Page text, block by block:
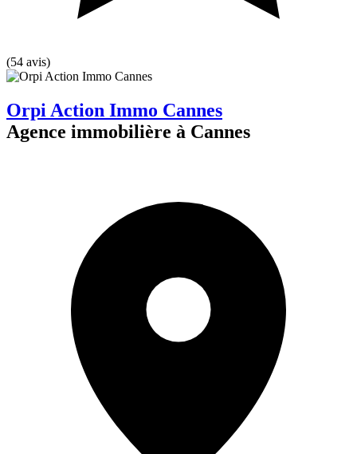
(54 avis)
Orpi Action Immo Cannes
Agence immobilière à Cannes